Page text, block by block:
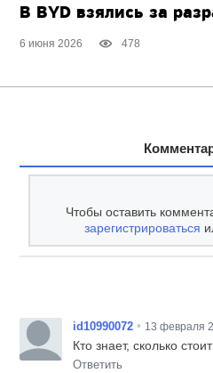
В BYD взялись за
6 июня 2026 478
Чтобы оставить
зарегистрироваться
id10990072 • 13 февраля
Кто знает, сколько
Ответить